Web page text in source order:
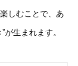
しむことで、あ
が生まれます。